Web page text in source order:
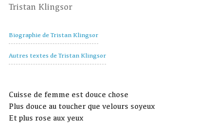
Tristan Klingsor
Biographie de Tristan Klingsor
Autres textes de Tristan Klingsor
Cuisse de femme est douce chose
Plus douce au toucher que velours soyeux
Et plus rose aux yeux